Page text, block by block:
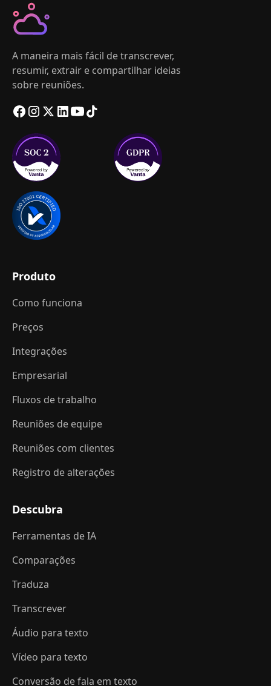
A maneira mais fácil de transcrever,
resumir, extrair e compartilhar ideias
sobre reuniões.
Produto
Como funciona
Preços
Integrações
Empresarial
Fluxos de trabalho
Reuniões de equipe
Reuniões com clientes
Registro de alterações
Descubra
Ferramentas de IA
Comparações
Traduza
Transcrever
Áudio para texto
Vídeo para texto
Conversão de fala em texto